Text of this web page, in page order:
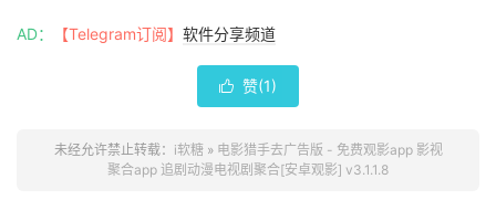
AD： 【Telegram订阅】 软件分享频道
 赞(1)
未经允许禁止转载： i软糖» 电影猎手去广告版 - 免费观影app 影视
聚合app 追剧动漫电视剧聚合[安卓观影] v3.1.1.8